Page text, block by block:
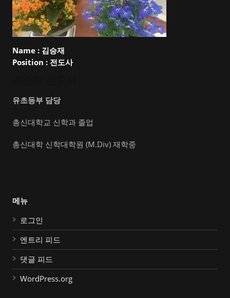
Name : 김승재
Position : 전도사
유초등부 담당
총신대학교 신학과 졸업
총신대학 신학대학원 (M.Div) 재학중
메뉴
로그인
엔트리 피드
댓글 피드
WordPress.org